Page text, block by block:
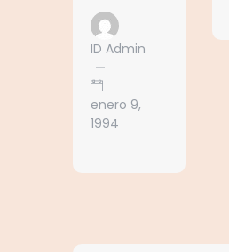
ID Admin
enero 9,
1994